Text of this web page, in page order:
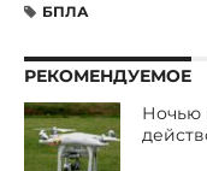
БПЛА
РЕКОМЕНДУЕМОЕ
Ночью